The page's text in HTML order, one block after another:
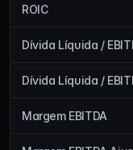
ROIC
Dívida Líquida /
Dívida Líquida /
Margem EBITDA